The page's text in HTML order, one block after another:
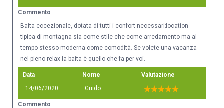
Commento
Baita eccezionale, dotata di tutti i confort necessari;location
tipica di montagna sia come stile che come arredamento ma al
tempo stesso moderna come comodità. Se volete una vacanza
nel pieno relax la baita è quello che fa per voi.
Data
14/06/2020
Nome
Guido
Valutazione
Commento